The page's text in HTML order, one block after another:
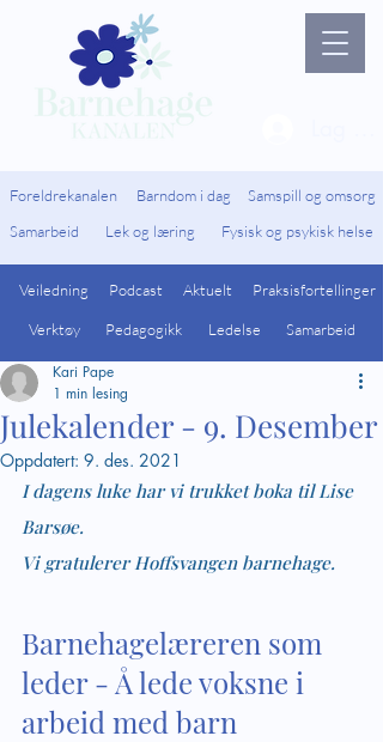
Foreldrekanalen Barndom i dag
Samspill og omsorg
Samarbeid
Lek og læring Fysisk og psykisk helse
Veiledning
Verktøy
Podcast
Pedagogikk
Aktuelt Praksisfortellinger
Ledelse Samarbeid
Julekalender - 9. Desember
Kari Pape
1 min lesing
Oppdatert: 9. des. 2021
I dagens luke har vi trukket boka til Lise
Barsøe.
Vi gratulerer Hoffsvangen barnehage.
Barnehagelæreren som
leder - Å lede voksne i
arbeid med barn